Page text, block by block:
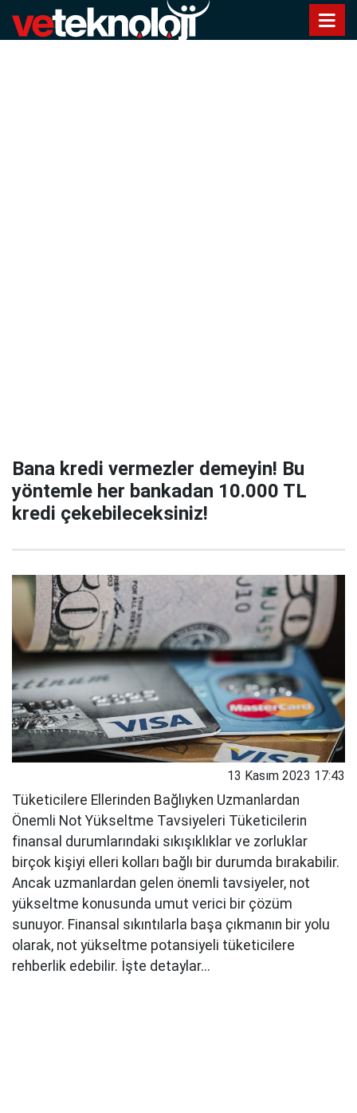
Bana kredi vermezler demeyin! Bu
yöntemle her bankadan 10.000 TL
kredi çekebileceksiniz!
13 Kasım 2023 17:43
Tüketicilere Ellerinden Bağlıyken Uzmanlardan
Önemli Not Yükseltme Tavsiyeleri Tüketicilerin
finansal durumlarındaki sıkışıklıklar ve zorluklar
birçok kişiyi elleri kolları bağlı bir durumda bırakabilir.
Ancak uzmanlardan gelen önemli tavsiyeler, not
yükseltme konusunda umut verici bir çözüm
sunuyor. Finansal sıkıntılarla başa çıkmanın bir yolu
olarak, not yükseltme potansiyeli tüketicilere
rehberlik edebilir. İşte detaylar...